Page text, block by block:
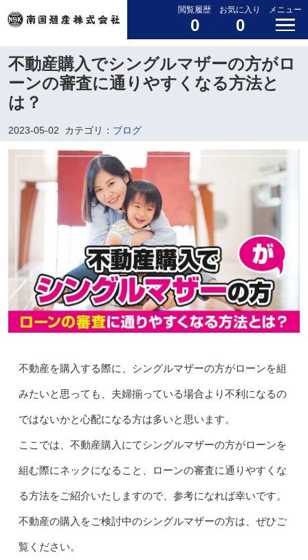
閲覧履歴
0
お気に入り
0
メニュー
不動産購入でシングルマザーの方がロ
ーンの審査に通りやすくなる方法と
は？
2023-05-02 カテゴリ： ブログ
不動産を購入する際に、シングルマザーの方がローンを組
みたいと思っても、夫婦揃っている場合より不利になるの
ではないかと心配になる方は多いと思います。
ここでは、不動産購入にてシングルマザーの方がローンを
組む際にネックになること、ローンの審査に通りやすくな
る方法をご紹介いたしますので、参考になれば幸いです。
不動産の購入をご検討中のシングルマザーの方は、ぜひご
覧ください。